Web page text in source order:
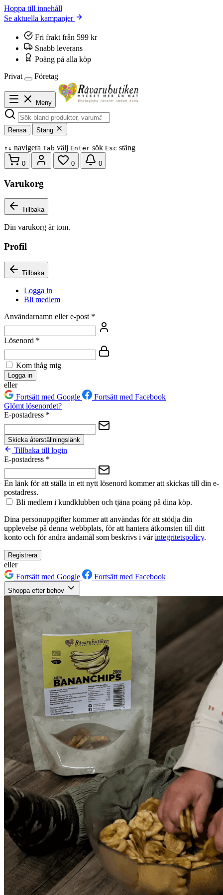
Hoppa till innehåll
Se aktuella kampanjer
Fri frakt från 599 kr
Snabb leverans
Poäng på alla köp
Privat
Företag
Meny
Rensa Stäng
↑ ↓ navigera Tab välj Enter sök Esc stäng
0 0 0
Varukorg
Tillbaka
Din varukorg är tom.
Profil
Tillbaka
Logga in
Bli medlem
Användarnamn eller e-post *
Lösenord *
Kom ihåg mig
Logga in
eller
Fortsätt med Google
Fortsätt med Facebook
Glömt lösenordet?
E-postadress *
Skicka återställningslänk
Tillbaka till login
E-postadress *
En länk för att ställa in ett nytt lösenord kommer att skickas till din e-
postadress.
Bli medlem i kundklubben och tjäna poäng på dina köp.
Dina personuppgifter kommer att användas för att stödja din
upplevelse på denna webbplats, för att hantera åtkomsten till ditt
konto och för andra ändamål som beskrivs i vårintegritetspolicy.
Registrera
eller
Fortsätt med Google
Fortsätt med Facebook
Shoppa efter behov